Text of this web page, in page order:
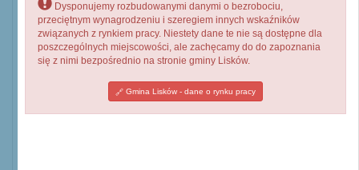
Dysponujemy rozbudowanymi danymi o bezrobociu,
przeciętnym wynagrodzeniu i szeregiem innych wskaźników
związanych z rynkiem pracy. Niestety dane te nie są dostępne dla
poszczególnych miejscowości, ale zachęcamy do do zapoznania
się z nimi bezpośrednio na stronie gminy Lisków.
Gmina Lisków - dane o rynku pracy